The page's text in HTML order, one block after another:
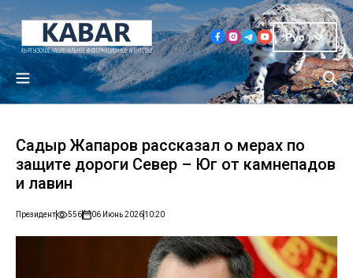
Рус
Садыр Жапаров рассказал о мерах по
защите дороги Север – Юг от камнепадов
и лавин
Президент 556 06 Июнь 202610:20